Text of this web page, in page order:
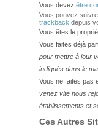
Vous devez être
Vous pouvez
trackback depuis
Vous êtes le
Vous faites déjà
pour mettre à jour
indiqués dans le
Vous ne faites pas
venez vite nous
établissements et
Ces Autres